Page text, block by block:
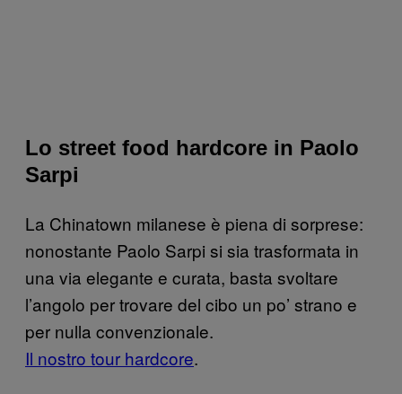
Lo street food hardcore in Paolo
Sarpi
La Chinatown milanese è piena di sorprese:
nonostante Paolo Sarpi si sia trasformata in
una via elegante e curata, basta svoltare
l’angolo per trovare del cibo un po’ strano e
per nulla convenzionale.
Il nostro tour hardcore.